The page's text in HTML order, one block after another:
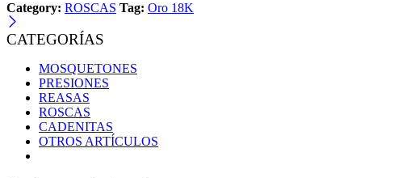
Category: ROSCAS Tag: Oro 18K
CATEGORÍAS
MOSQUETONES
PRESIONES
REASAS
ROSCAS
CADENITAS
OTROS ARTÍCULOS